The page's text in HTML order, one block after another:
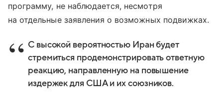
программу, не наблюдается, несмотря
на отдельные заявления о возможных подвижках.
С высокой вероятностью Иран будет
стремиться продемонстрировать ответную
реакцию, направленную на повышение
издержек для США и их союзников.